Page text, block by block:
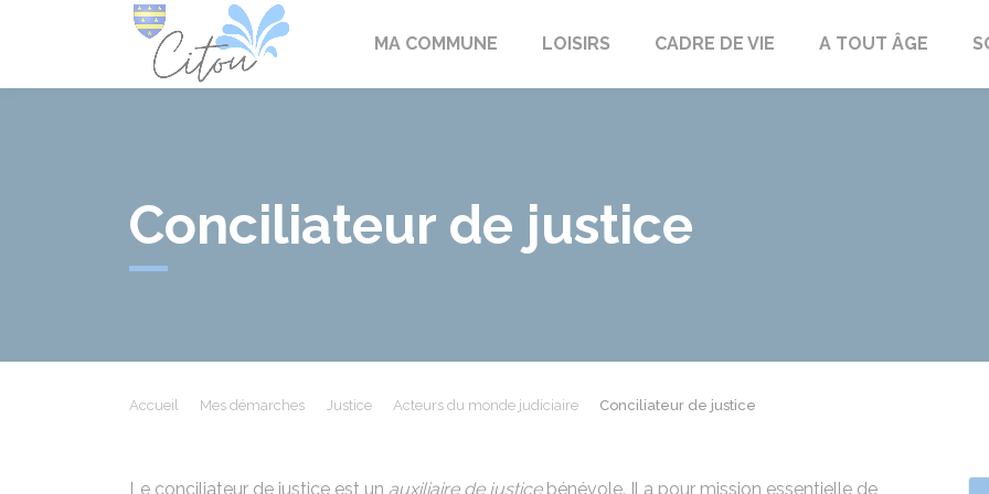
MA COMMUNE LOISIRS CADRE DE VIE A TOUT ÂGE
Conciliateur de justice
Accueil Mes démarches Justice Acteurs du monde judiciaire Conciliateur de justice
Le conciliateur de justice est un auxiliaire de justicebénévole. Il a pour mission essentielle de